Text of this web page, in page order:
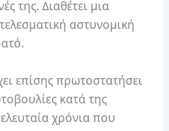
της.Διαθέτει μια
αστυνομική
επίσης πρωτοστατήσει
κατά της
χρόνια που